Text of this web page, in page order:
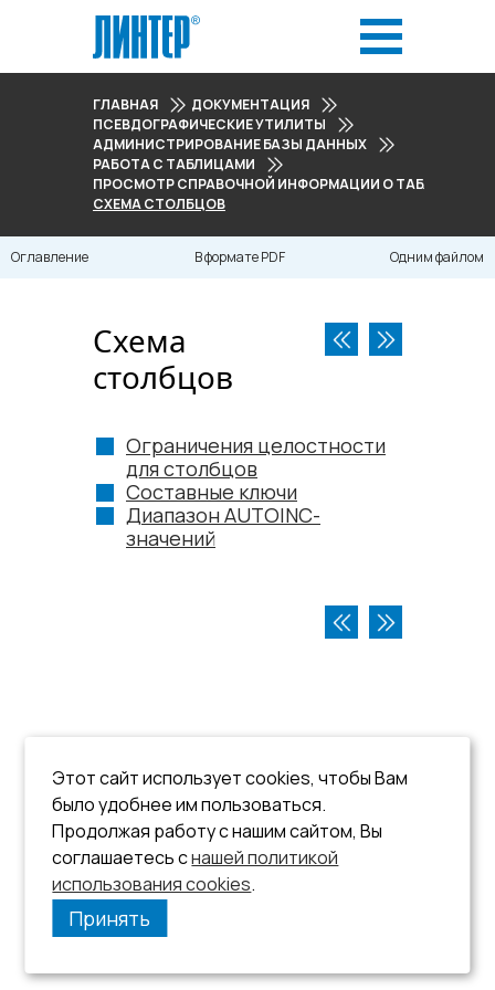
ГЛАВНАЯ
ДОКУМЕНТАЦИЯ
ПСЕВДОГРАФИЧЕСКИЕ УТИЛИТЫ
АДМИНИСТРИРОВАНИЕ БАЗЫ ДАННЫХ
РАБОТА С ТАБЛИЦАМИ
ПРОСМОТР СПРАВОЧНОЙ ИНФОРМАЦИИ О ТАБЛИЦЕ
СХЕМА СТОЛБЦОВ
Оглавление В формате PDF Одним файлом
Схема
столбцов
Ограничения целостности
для столбцов
Составные ключи
Диапазон AUTOINC-
значений
Этот сайт использует cookies, чтобы Вам
было удобнее им пользоваться.
Продолжая работу с нашим сайтом, Вы
соглашаетесь снашей политикой
использования cookies.
Принять